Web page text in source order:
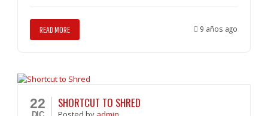
READ MORE 9 años ago
22 SHORTCUT TO SHRED